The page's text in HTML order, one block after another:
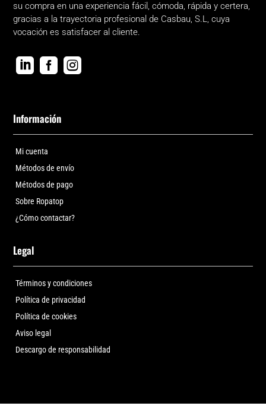
su compra en una experiencia fácil, cómoda, rápida y certera,
gracias a la trayectoria profesional de Casbau, S.L, cuya
vocación es satisfacer al cliente.
  
Información
Mi cuenta
Métodos de envío
Métodos de pago
Sobre Ropatop
¿Cómo contactar?
Legal
Términos y condiciones
Política de privacidad
Política de cookies
Aviso legal
Descargo de responsabilidad